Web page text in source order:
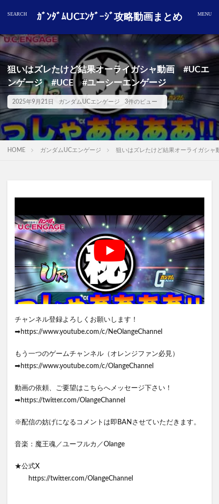
ｶﾞﾝﾀﾞﾑUCｴﾝｹﾞｰｼﾞ攻略動画まとめ
狙いはズレたけど結果オーライガシャ動画 #UCエ
ンゲージ #UCE #ユーシーエンゲージ
2025年9月21日 ガンダムUCエンゲージ 3件のビュー
HOME ガンダムUCエンゲージ 狙いはズレたけど結果オーライガシ
チャンネル登録よろしくお願いします！
➡https://www.youtube.com/c/NeOlangeChannel
もう一つのゲームチャンネル（オレンジファン必見）
➡https://www.youtube.com/c/OlangeChannel
動画の依頼、ご要望はこちらへメッセージ下さい！
➡https://twitter.com/OlangeChannel
※配信の妨げになるコメントは即BANさせていただきます。
音楽：魔王魂／ユーフルカ／Olange
★公式X
https://twitter.com/OlangeChannel